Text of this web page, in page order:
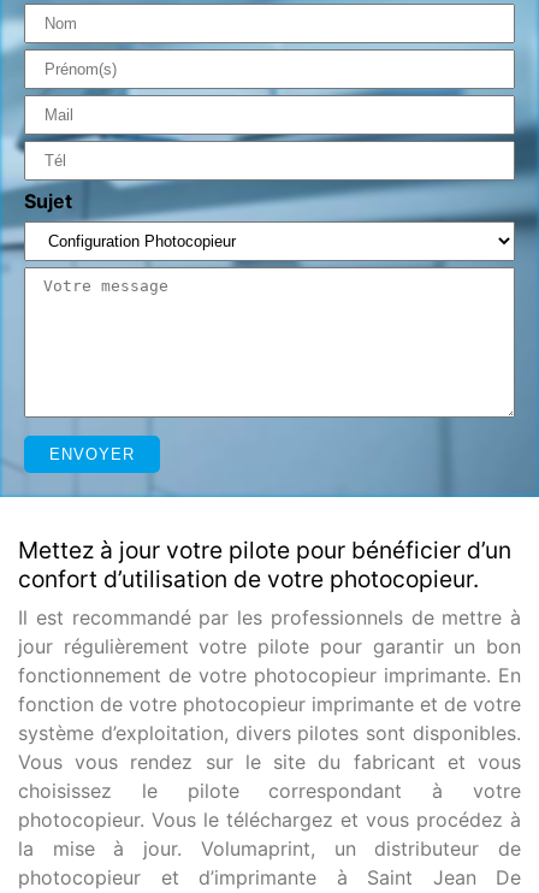
Sujet
Mettez à jour votre pilote pour bénéficier d’un
confort d’utilisation de votre photocopieur.
Il est recommandé par les professionnels de mettre à
jour régulièrement votre pilote pour garantir un bon
fonctionnement de votre photocopieur imprimante. En
fonction de votre photocopieur imprimante et de votre
système d’exploitation, divers pilotes sont disponibles.
Vous vous rendez sur le site du fabricant et vous
choisissez le pilote correspondant à votre
photocopieur. Vous le téléchargez et vous procédez à
la mise à jour. Volumaprint, un distributeur de
photocopieur et d’imprimante à Saint Jean De